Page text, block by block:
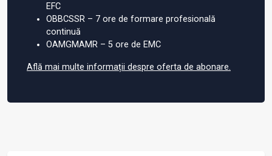
EFC
OBBCSSR – 7 ore de formare profesională
continuă
OAMGMAMR – 5 ore de EMC
Află mai multe informații despre oferta de abonare.